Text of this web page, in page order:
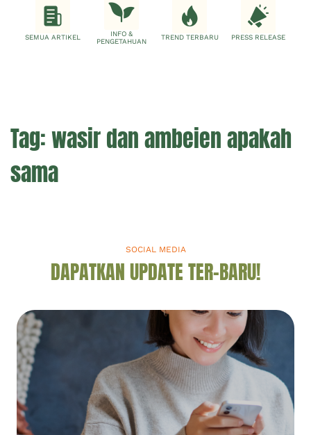
SEMUA ARTIKEL
INFO &
PENGETAHUAN
TREND TERBARU PRESS RELEASE
Tag:wasir dan ambeien apakah
sama
SOCIAL MEDIA
DAPATKAN UPDATE TER-BARU!